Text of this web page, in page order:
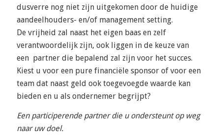
dusverre nog niet zijn uitgekomen door de huidige
aandeelhouders- en/of management setting.
De vrijheid zal naast het eigen baas en zelf
verantwoordelijk zijn, ook liggen in de keuze van
een partner die bepalend zal zijn voor het succes.
Kiest u voor een pure financiële sponsor of voor een
team dat naast geld ook toegevoegde waarde kan
bieden en u als ondernemer begrijpt?
Een participerende partner die u ondersteunt op weg
naar uw doel.